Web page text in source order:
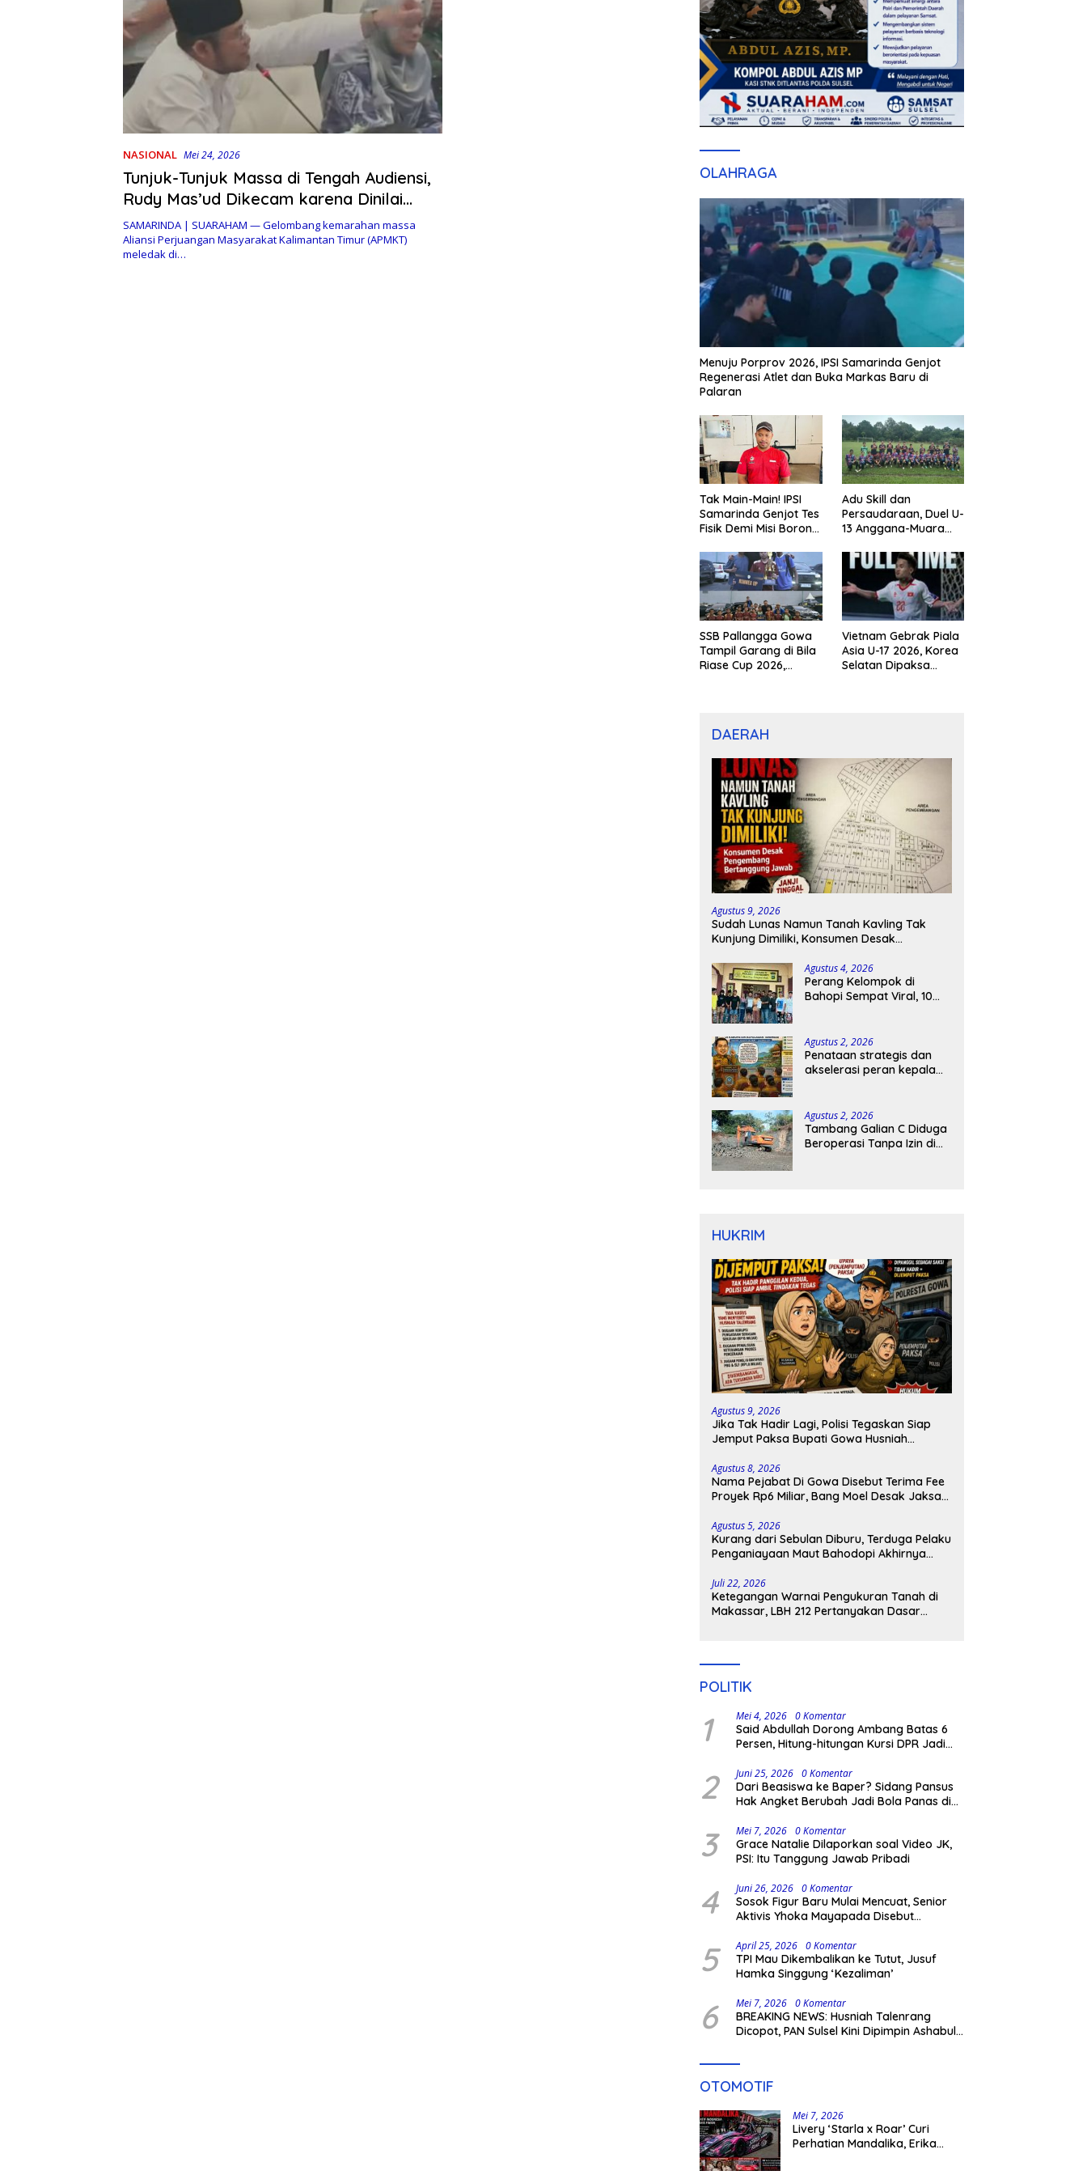
NASIONAL Mei 24, 2026
Tunjuk-Tunjuk Massa di Tengah Audiensi,
Rudy Mas’ud Dikecam karena Dinilai
Emosional, Antikritik dan Tak Beradab
SAMARINDA | SUARAHAM — Gelombang kemarahan massa
Aliansi Perjuangan Masyarakat Kalimantan Timur (APMKT)
meledak di…
OLAHRAGA
Menuju Porprov 2026, IPSI Samarinda Genjot
Regenerasi Atlet dan Buka Markas Baru di
Palaran
Tak Main-Main! IPSI
Samarinda Genjot Tes
Fisik Demi Misi Borong
Kaltim 2026
Adu Skill dan
Persaudaraan, Duel U-
13 Anggana-Muara
Meriah
SSB Pallangga Gowa
Tampil Garang di Bila
Riase Cup 2026,
Vietnam Gebrak Piala
Asia U-17 2026, Korea
Selatan Dipaksa
DAERAH
Agustus 9, 2026
Sudah Lunas Namun Tanah Kavling Tak
Kunjung Dimiliki, Konsumen Desak
Agustus 4, 2026
Perang Kelompok di
Bahopi Sempat Viral, 10
Agustus 2, 2026
Penataan strategis dan
akselerasi peran kepala
Agustus 2, 2026
Tambang Galian C Diduga
Beroperasi Tanpa Izin di
HUKRIM
Agustus 9, 2026
Jika Tak Hadir Lagi, Polisi Tegaskan Siap
Jemput Paksa Bupati Gowa Husniah
Agustus 8, 2026
Nama Pejabat Di Gowa Disebut Terima Fee
Proyek Rp6 Miliar, Bang Moel Desak Jaksa
Agustus 5, 2026
Kurang dari Sebulan Diburu, Terduga Pelaku
Penganiayaan Maut Bahodopi Akhirnya
Juli 22, 2026
Ketegangan Warnai Pengukuran Tanah di
Makassar, LBH 212 Pertanyakan Dasar
POLITIK
1 Mei 4, 2026 0 Komentar
Said Abdullah Dorong Ambang Batas 6
Persen, Hitung-hitungan Kursi DPR Jadi
2 Juni 25, 2026 0 Komentar
Dari Beasiswa ke Baper? Sidang Pansus
Hak Angket Berubah Jadi Bola Panas di
3 Mei 7, 2026 0 Komentar
Grace Natalie Dilaporkan soal Video JK,
PSI: Itu Tanggung Jawab Pribadi
4 Juni 26, 2026 0 Komentar
Sosok Figur Baru Mulai Mencuat, Senior
Aktivis Yhoka Mayapada Disebut
pada Pilkada 2029
5 April 25, 2026 0 Komentar
TPI Mau Dikembalikan ke Tutut, Jusuf
Hamka Singgung ‘Kezaliman’
6 Mei 7, 2026 0 Komentar
BREAKING NEWS: Husniah Talenrang
Dicopot, PAN Sulsel Kini Dipimpin Ashabul
OTOMOTIF
Mei 7, 2026
Livery ‘Starla x Roar’ Curi
Perhatian Mandalika, Erika